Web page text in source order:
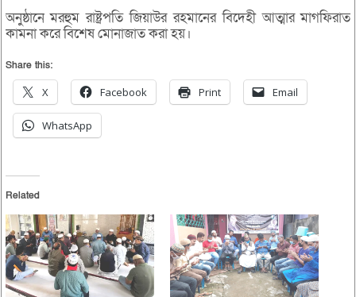
অনুষ্ঠানে মরহুম রাষ্ট্রপতি জিয়াউর রহমানের বিদেহী আত্মার মাগফিরাত
কামনা করে বিশেষ মোনাজাত করা হয়।
Share this:
X Facebook Print Email
WhatsApp
Related